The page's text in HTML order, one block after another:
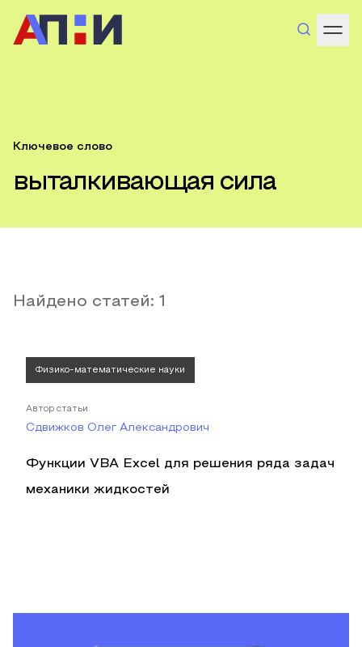
Ключевое слово
выталкивающая сила
Найдено статей: 1
Физико-математические науки
Автор статьи
Сдвижков Олег Александрович
Функции VBA Excel для решения ряда задач
механики жидкостей